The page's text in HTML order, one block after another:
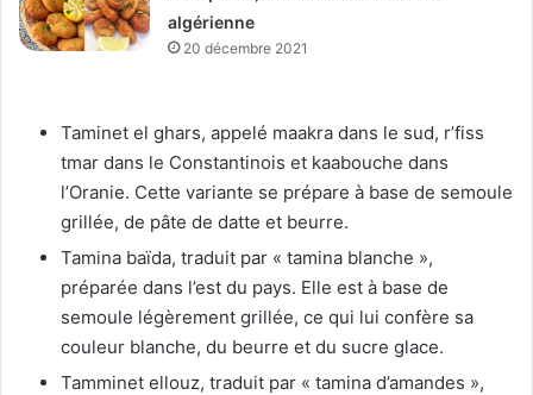
algérienne
20 décembre 2021
Taminet el ghars, appelé maakra dans le sud, r’fiss
tmar dans le Constantinois et kaabouche dans
l’Oranie. Cette variante se prépare à base de semoule
grillée, de pâte de datte et beurre.
Tamina baïda, traduit par « tamina blanche »,
préparée dans l’est du pays. Elle est à base de
semoule légèrement grillée, ce qui lui confère sa
couleur blanche, du beurre et du sucre glace.
Tamminet ellouz, traduit par « tamina d’amandes »,